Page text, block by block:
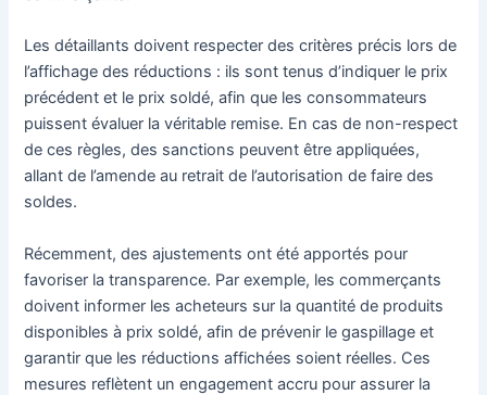
Les détaillants doivent respecter des critères précis lors de
l’affichage des réductions : ils sont tenus d’indiquer le prix
précédent et le prix soldé, afin que les consommateurs
puissent évaluer la véritable remise. En cas de non-respect
de ces règles, des sanctions peuvent être appliquées,
allant de l’amende au retrait de l’autorisation de faire des
soldes.
Récemment, des ajustements ont été apportés pour
favoriser la transparence. Par exemple, les commerçants
doivent informer les acheteurs sur la quantité de produits
disponibles à prix soldé, afin de prévenir le gaspillage et
garantir que les réductions affichées soient réelles. Ces
mesures reflètent un engagement accru pour assurer la